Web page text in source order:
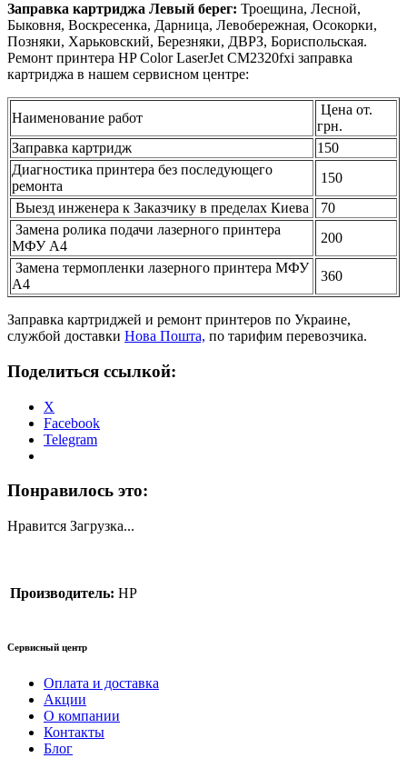
Заправка картриджа Левый берег: Троещина, Лесной,
Быковня, Воскресенка, Дарница, Левобережная, Осокорки,
Позняки, Харьковский, Березняки, ДВРЗ, Бориспольская.
Ремонт принтера HP Color LaserJet CM2320fxi заправка
картриджа в нашем сервисном центре:
Наименование работ
Цена от.
грн.
Заправка картридж
150
Диагностика принтера без последующего
ремонта
150
Выезд инженера к Заказчику в пределах Киева
70
Замена ролика подачи лазерного принтера
МФУ А4
200
Замена термопленки лазерного принтера МФУ
А4
360
Заправка картриджей и ремонт принтеров по Украине,
службой доставки Нова Пошта, по тарифим перевозчика.
Поделиться ссылкой:
X
Facebook
Telegram
Понравилось это:
Нравится Загрузка...
Производитель: HP
Сервисный центр
Оплата и доставка
Акции
О компании
Контакты
Блог